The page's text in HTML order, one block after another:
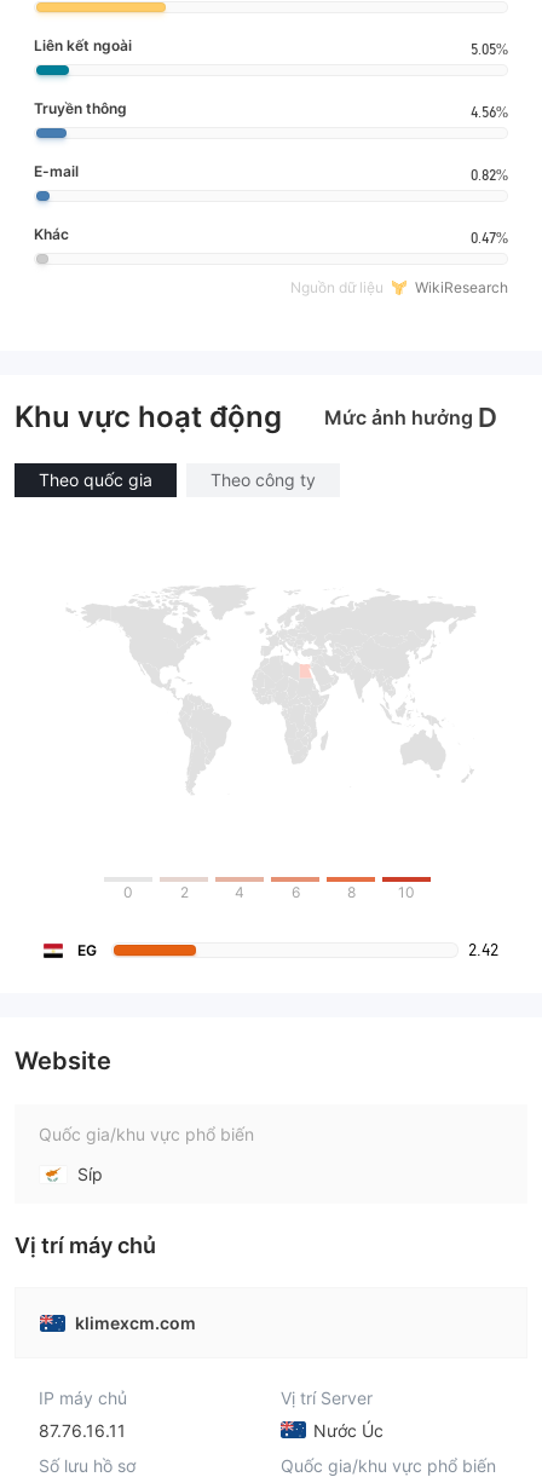
Liên kết ngoài 5.05%
Truyền thông 4.56%
E-mail 0.82%
Khác 0.47%
Nguồn dữ liệu WikiResearch
Khu vực hoạt động Mức ảnh hưởng D
Theo quốc gia Theo công ty
0 2 4 6 8 10
EG 2.42
Website
Quốc gia/khu vực phổ biến
Síp
Vị trí máy chủ
klimexcm.com
IP máy chủ
87.76.16.11
Vị trí Server
Nước Úc
Số lưu hồ sơ
Quốc gia/khu vực phổ biến